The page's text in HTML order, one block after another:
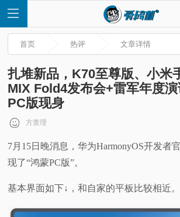
首
快
讯
首页 热评 文章详情
扎堆新品，K70至尊版、小米
MIX Fold4发布会+雷军年度
PC版现身
方查理
7月15日晚消息，华为HarmonyOS开发者
现了“鸿蒙PC版”。
基本界面如下↓，和自家的平板比较相近。